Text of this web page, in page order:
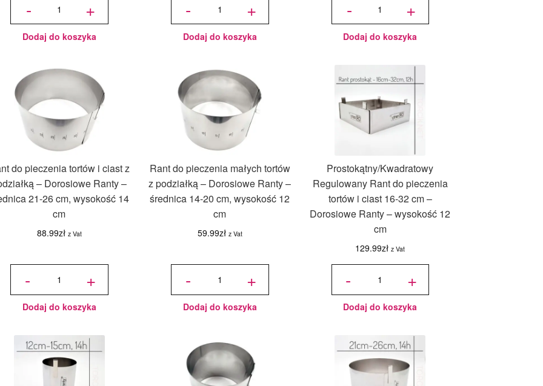
-
Dorosiowe
Ranty - 1 +
Dodaj do koszyka
-
tortów i
ciast
Dorosiowe
Ranty -
15-21 cm,
wysokość
14 cm
+
Dodaj do koszyka
-
tortów i
ciast z
-
Dorosiowe
średnica
15-21 cm,
wysokość
+
Dodaj do koszyka
do pieczenia tortów i ciast z
– Dorosiowe Ranty –
21-26 cm, wysokość 14
cm
88.99zł z Vat
-
ilość Rant
tortów i
ciast z
-
Dorosiowe
średnica
21-26 cm,
wysokość
+
Dodaj do koszyka
Rant do pieczenia małych tortów
z podziałką – Dorosiowe Ranty –
średnica 14-20 cm, wysokość 12
cm
59.99zł z Vat
-
ilość Rant
małych
tortów z
-
Dorosiowe
średnica
14-20 cm,
wysokość
+
Dodaj do koszyka
Prostokątny/Kwadratowy
Regulowany Rant do pieczenia
tortów i ciast 16-32 cm –
Dorosiowe Ranty – wysokość 12
cm
129.99zł z Vat
-
ilość
Regulowany Rant do
pieczenia tortów i ciast
16-32 cm - Dorosiowe
Ranty - wysokość 12 cm
+
Dodaj do koszyka